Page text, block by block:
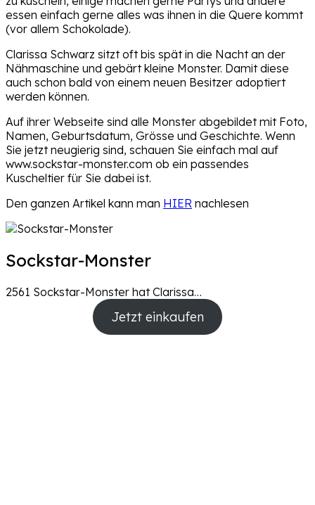
essen einfach gerne alles was ihnen in die Quere kommt
(vor allem Schokolade).
Clarissa Schwarz sitzt oft bis spät in die Nacht an der
Nähmaschine und gebärt kleine Monster. Damit diese
auch schon bald von einem neuen Besitzer adoptiert
werden können.
Auf ihrer Webseite sind alle Monster abgebildet mit Foto,
Namen, Geburtsdatum, Grösse und Geschichte. Wenn
Sie jetzt neugierig sind, schauen Sie einfach mal auf
www.sockstar-monster.com ob ein passendes
Kuscheltier für Sie dabei ist.
Den ganzen Artikel kann man HIER nachlesen
Sockstar-Monster
2561 Sockstar-Monster hat Clarissa…
Jetzt einkaufen